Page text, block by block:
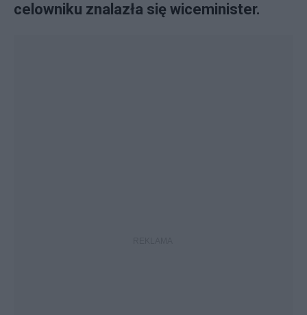
celowniku znalazła się wiceminister.